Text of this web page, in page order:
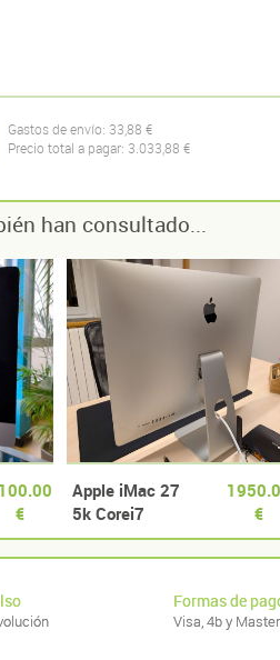
Gastos de envío: 33,88 €
Precio total a pagar: 3.033,88 €
han consultado...
€
Apple iMac 27
5k Corei7
3,8Ghz
€
Formas de
Visa, 4b y